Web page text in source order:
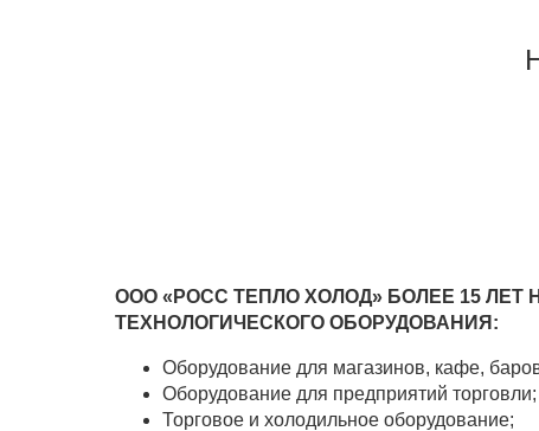
ООО «РОСС ТЕПЛО ХОЛОД» БОЛЕЕ 15 ЛЕТ
ТЕХНОЛОГИЧЕСКОГО ОБОРУДОВАНИЯ:
Оборудование для магазинов, кафе,
Оборудование для предприятий торговли;
Торговое и холодильное оборудование;